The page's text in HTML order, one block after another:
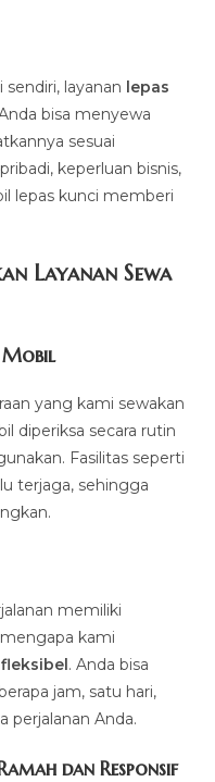
layanan lepas
bisa menyewa
sesuai
keperluan bisnis,
lepas kunci memberi
Layanan Sewa
Mobil
yang kami sewakan
diperiksa secara rutin
Fasilitas seperti
terjaga, sehingga
memiliki
kami
. Anda bisa
jam, satu hari,
perjalanan Anda.
dan Responsif